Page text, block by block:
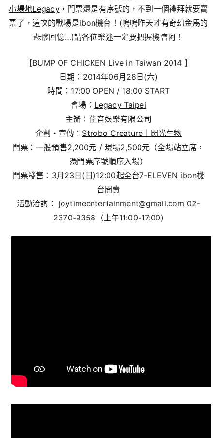
小場地Legacy，門票還是有序號的，不到一個禮拜就要賣
票了，這次的戰場是ibon機台！(嗚嗚昨天才有奇幻金馬的
悲慘回憶…)請各位樂迷一定要把握機會阿！
【BUMP OF CHICKEN Live in Taiwan 2014 】
日期：2014年06月28日(六)
時間：17:00 OPEN / 18:00 START
會場： Legacy Taipei
主辦：佳音娛樂有限公司
企劃・宣傳： Strobo Creature｜閃光生物
門票：一般預售2,200元 / 現場2,500元（全場站立席，
憑門票序號順序入場）
門票發售：3月23日(日)12:00起全台7-ELEVEN ibon機
台開賣
活動洽詢： joytimeentertainment@gmail.com 02-
2370-9358（上午11:00-17:00)